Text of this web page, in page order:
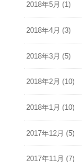
2018年5月 (1)
2018年4月 (3)
2018年3月 (5)
2018年2月 (10)
2018年1月 (10)
2017年12月 (5)
2017年11月 (7)